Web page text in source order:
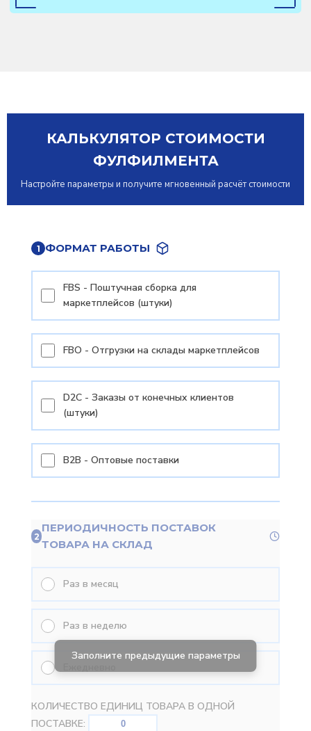
КАЛЬКУЛЯТОР СТОИМОСТИ
ФУЛФИЛМЕНТА
Настройте параметры и получите мгновенный расчёт стоимости
1 ФОРМАТ РАБОТЫ
FBS - Поштучная сборка для
маркетплейсов (штуки)
FBO - Отгрузки на склады маркетплейсов
D2C - Заказы от конечных клиентов
(штуки)
B2B - Оптовые поставки
2
ПЕРИОДИЧНОСТЬ ПОСТАВОК
ТОВАРА НА СКЛАД
Раз в месяц
Раз в неделю
КОЛИЧЕСТВО ЕДИНИЦ ТОВАРА В ОДНОЙ
ПОСТАВКЕ: